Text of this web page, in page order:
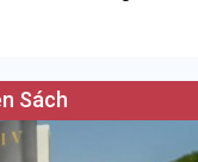
Sách